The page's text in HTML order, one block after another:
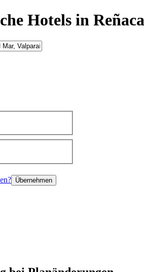
Hotels in Reñaca
Übernehmen